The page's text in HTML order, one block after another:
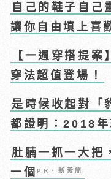
自己的鞋子自
讓你自由填上喜
【一週穿搭提
穿法超值登場！
是時候收起對「
都證明：2018年
肚腩一抓一大把
一個PR・新素簡